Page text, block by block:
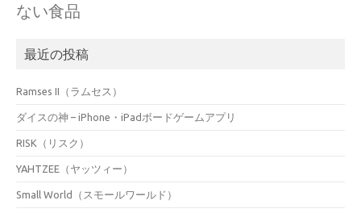
ない食品
最近の投稿
Ramses II（ラムセス）
ダイスの神 – iPhone・iPadボードゲームアプリ
RISK（リスク）
YAHTZEE（ヤッツィー）
Small World（スモールワールド）